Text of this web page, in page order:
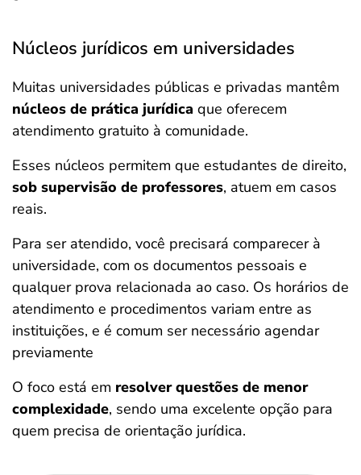
Núcleos jurídicos em universidades
Muitas universidades públicas e privadas mantêm
núcleos de prática jurídica que oferecem
atendimento gratuito à comunidade.
Esses núcleos permitem que estudantes de direito,
sob supervisão de professores, atuem em casos
reais.
Para ser atendido, você precisará comparecer à
universidade, com os documentos pessoais e
qualquer prova relacionada ao caso. Os horários de
atendimento e procedimentos variam entre as
instituições, e é comum ser necessário agendar
previamente​
O foco está em resolver questões de menor
complexidade, sendo uma excelente opção para
quem precisa de orientação jurídica​.